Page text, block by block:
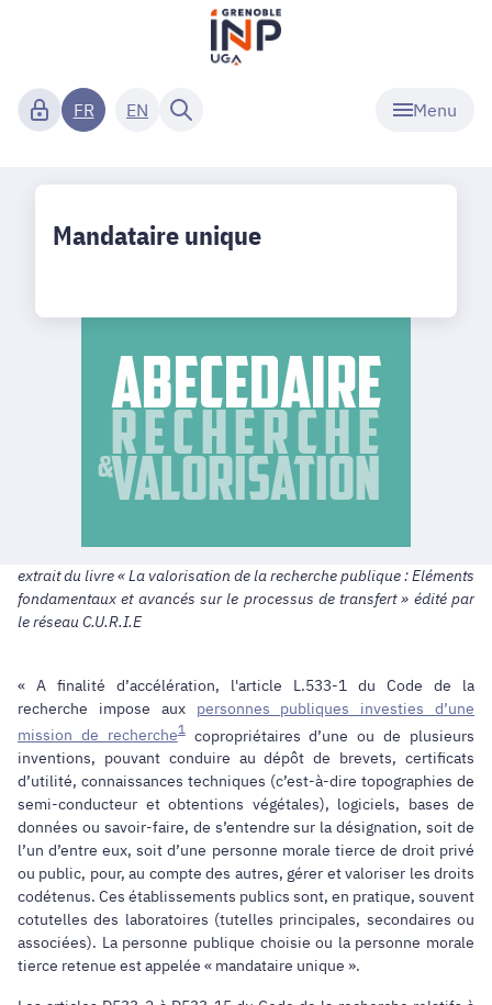
Menu
FR EN
Mandataire unique
extrait du livre « La valorisation de la recherche publique : Eléments
fondamentaux et avancés sur le processus de transfert » édité par
le réseau C.U.R.I.E
« A finalité d’accélération, l'article L.533-1 du Code de la
recherche impose aux personnes publiques investies d’une
mission de recherche1copropriétaires d’une ou de plusieurs
inventions, pouvant conduire au dépôt de brevets, certificats
d’utilité, connaissances techniques (c’est-à-dire topographies de
semi-conducteur et obtentions végétales), logiciels, bases de
données ou savoir-faire, de s’entendre sur la désignation, soit de
l’un d’entre eux, soit d’une personne morale tierce de droit privé
ou public, pour, au compte des autres, gérer et valoriser les droits
codétenus. Ces établissements publics sont, en pratique, souvent
cotutelles des laboratoires (tutelles principales, secondaires ou
associées). La personne publique choisie ou la personne morale
tierce retenue est appelée « mandataire unique ».